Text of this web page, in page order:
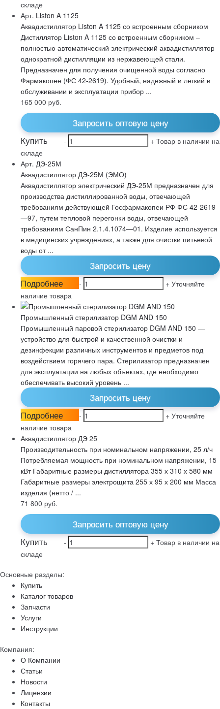
складе
Арт. Liston A 1125
Аквадистиллятор Liston A 1125 со встроенным сборником
Дистиллятор Liston A 1125 со встроенным сборником –
полностью автоматический электрический аквадистиллятор
однократной дистилляции из нержавеющей стали.
Предназначен для получения очищенной воды согласно
Фармакопее (ФС 42-2619). Удобный, надежный и легкий в
обслуживании и эксплуатации прибор ...
165 000 руб.
Запросить оптовую цену
Купить
- + Товар в наличии на
складе
Арт. ДЭ-25М
Аквадистиллятор ДЭ-25М (ЭМО)
Аквадистиллятор электрический ДЭ-25М предназначен для
производства дистиллированной воды, отвечающей
требованиям действующей Госфармакопеи РФ ФС 42-2619
—97, путем тепловой перегонки воды, отвечающей
требованиям СанПин 2.1.4.1074—01. Изделие используется
в медицинских учреждениях, а также для очистки питьевой
воды от ...
Запросить цену
Подробнее
- + Уточняйте
наличие товара
Промышленный стерилизатор DGM AND 150
Промышленный паровой стерилизатор DGM AND 150 —
устройство для быстрой и качественной очистки и
дезинфекции различных инструментов и предметов под
воздействием горячего пара. Стерилизатор предназначен
для эксплуатации на любых объектах, где необходимо
обеспечивать высокий уровень ...
Запросить цену
Подробнее
- + Уточняйте
наличие товара
Аквадистиллятор ДЭ 25
Производительность при номинальном напряжении, 25 л/ч
Потребляемая мощность при номинальном напряжении, 15
кВт Габаритные размеры дистиллятора 355 х 310 х 580 мм
Габаритные размеры электрощита 255 х 95 х 200 мм Масса
изделия (нетто / ...
71 800 руб.
Запросить оптовую цену
Купить
- + Товар в наличии на
складе
Основные разделы:
Купить
Каталог товаров
Запчасти
Услуги
Инструкции
Компания:
О Компании
Статьи
Новости
Лицензии
Контакты